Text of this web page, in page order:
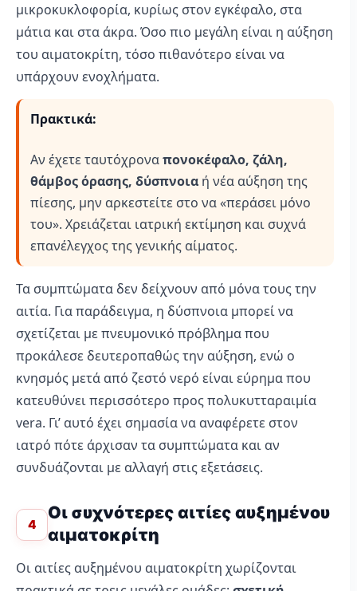
μικροκυκλοφορία, κυρίως στον εγκέφαλο, στα
μάτια και στα άκρα. Όσο πιο μεγάλη είναι η αύξηση
του αιματοκρίτη, τόσο πιθανότερο είναι να
υπάρχουν ενοχλήματα.
Πρακτικά:
Αν έχετε ταυτόχροναπονοκέφαλο, ζάλη,
θάμβος όρασης, δύσπνοια ή νέα αύξηση της
πίεσης, μην αρκεστείτε στο να «περάσει μόνο
του». Χρειάζεται ιατρική εκτίμηση και συχνά
επανέλεγχος της γενικής αίματος.
Τα συμπτώματα δεν δείχνουν από μόνα τους την
αιτία. Για παράδειγμα, η δύσπνοια μπορεί να
σχετίζεται με πνευμονικό πρόβλημα που
προκάλεσε δευτεροπαθώς την αύξηση, ενώ ο
κνησμός μετά από ζεστό νερό είναι εύρημα που
κατευθύνει περισσότερο προς πολυκυτταραιμία
vera. Γι’ αυτό έχει σημασία να αναφέρετε στον
ιατρό πότε άρχισαν τα συμπτώματα και αν
συνδυάζονται με αλλαγή στις εξετάσεις.
4
Οι συχνότερες αιτίες αυξημένου
αιματοκρίτη
Οι αιτίες αυξημένου αιματοκρίτη χωρίζονται